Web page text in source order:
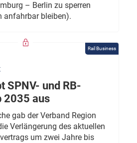
– Berlin zu sperren
anfahrbar bleiben).
Rail Business
SPNV- und RB-
2035 aus
gab der Verband Region
Verlängerung des aktuellen
um zwei Jahre bis